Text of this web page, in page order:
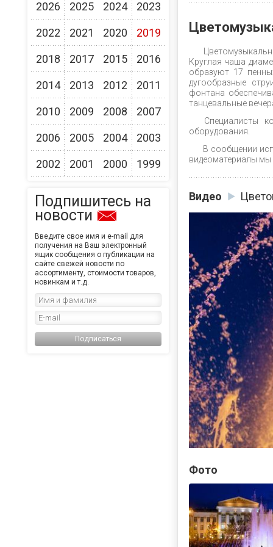
2026
2025 2024 2023
2022 2021 2020 2019
2018 2017 2015 2016
2014 2013 2012 2011
2010 2009 2008 2007
2006 2005 2004 2003
2002 2001 2000 1999
Подпишитесь на
новости
Введите свое имя и e-mail для
получения на Ваш электронный
ящик сообщения о публикации на
сайте свежей новости по
ассортименту, стоимости товаров,
новинкам и т.д.
Подписаться
Круглая чаша
образуют 17
дугообразные
фонтана
танцевальные
Специалисты
оборудования.
В сообщении
видеоматериалы
Видео
Фото